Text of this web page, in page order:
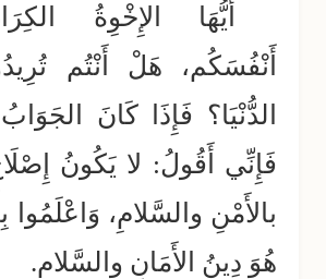
أَيُّهَا الإِخْوِةُ
أَنْفُسَكُم، هَلْ أَنْتُم
الدُّنْيَا؟ فَإِذَا كَانَ
فَإِنِّي أَقُولُ: لا يَكُونُ إِصْلَاحُ
بالأَمْنِ والسَّلامِ، وَاعْلَمُوا
هُوَ دِينُ الأَمَانِ والسَّلامِ.